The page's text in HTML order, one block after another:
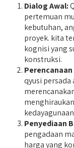
Dialog Awal:
pertemuan
kebutuhan,
proyek. kita
kognisi yang
konstruksi.
qyusi
Penyediaan
pengadaan
harga yang